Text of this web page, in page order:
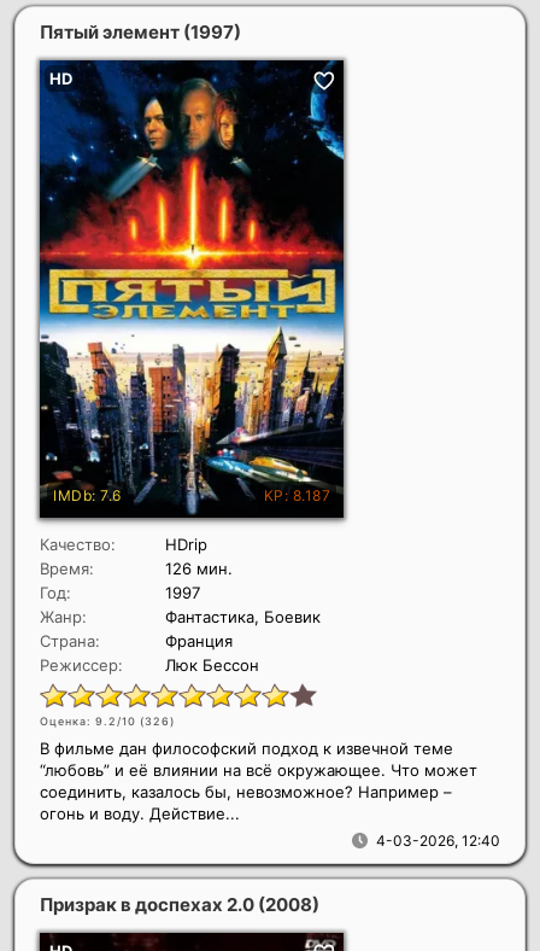
Пятый элемент (1997)
Качество:
HDrip
Время:
126 мин.
Год:
1997
Жанр:
Фантастика, Боевик
Страна:
Франция
Режиссер:
Люк Бессон
Оценка: 9.2/10 (326)
4-03-2026, 12:40
В фильме дан философский подход к извечной теме
“любовь” и её влиянии на всё окружающее. Что может
соединить, казалось бы, невозможное? Например –
огонь и воду. Действие...
Призрак в доспехах 2.0 (2008)